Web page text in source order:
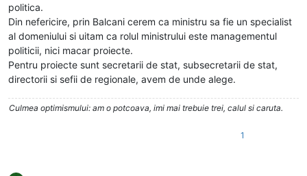
politica.
Din nefericire, prin Balcani cerem ca ministru sa fie un specialist
al domeniului si uitam ca rolul ministrului este managementul
politicii, nici macar proiecte.
Pentru proiecte sunt secretarii de stat, subsecretarii de stat,
directorii si sefii de regionale, avem de unde alege.
Culmea optimismului: am o potcoava, imi mai trebuie trei, calul si caruta.
1